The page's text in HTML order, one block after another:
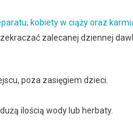
kobiety w ciąży oraz
zalecanej dziennej
poza zasięgiem dzieci.
ilością wody lub herbaty.